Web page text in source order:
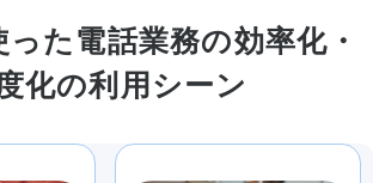
た電話業務の効率化・
化の利用シーン